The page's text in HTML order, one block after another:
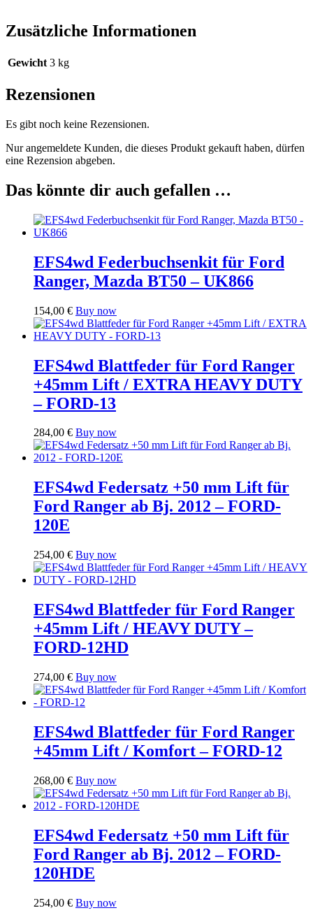
Zusätzliche Informationen
Gewicht 3 kg
Rezensionen
Es gibt noch keine Rezensionen.
Nur angemeldete Kunden, die dieses Produkt gekauft haben, dürfen
eine Rezension abgeben.
Das könnte dir auch gefallen …
EFS4wd Federbuchsenkit für Ford
Ranger, Mazda BT50 – UK866
154,00 € Buy now
EFS4wd Blattfeder für Ford Ranger
+45mm Lift / EXTRA HEAVY DUTY
– FORD-13
284,00 € Buy now
EFS4wd Federsatz +50 mm Lift für
Ford Ranger ab Bj. 2012 – FORD-
120E
254,00 € Buy now
EFS4wd Blattfeder für Ford Ranger
+45mm Lift / HEAVY DUTY –
FORD-12HD
274,00 € Buy now
EFS4wd Blattfeder für Ford Ranger
+45mm Lift / Komfort – FORD-12
268,00 € Buy now
EFS4wd Federsatz +50 mm Lift für
Ford Ranger ab Bj. 2012 – FORD-
120HDE
254,00 € Buy now